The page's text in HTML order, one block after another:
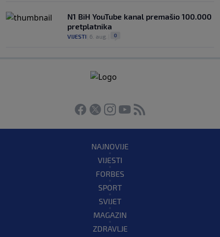
N1 BiH YouTube kanal premašio 100.000
pretplatnika
VIJESTI 6. aug. 0
NAJNOVIJE
VIJESTI
FORBES
SPORT
SVIJET
MAGAZIN
ZDRAVLJE